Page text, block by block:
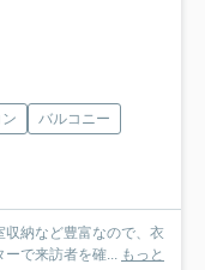
バルコニー
収納など豊富なので、衣
で来訪者を確...
もっと